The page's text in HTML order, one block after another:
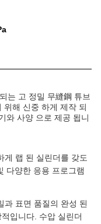
는 고 정밀 무縫鋼 튜브
위해 신중 하게 제작 되
와 사양 으로 제공 됩니
게 랩 된 실린더를 갖도
다양한 응용 프로그램
과 표면 품질의 완성 된
입니다. 수압 실린더